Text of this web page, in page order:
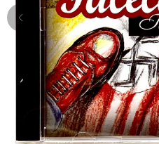
Панк-рок